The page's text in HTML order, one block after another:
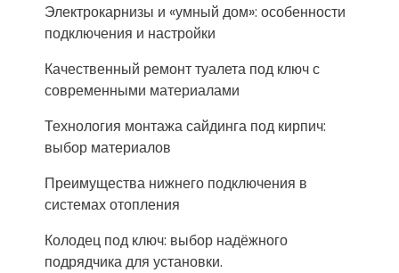
Электрокарнизы и «умный дом»: особенности
подключения и настройки
Качественный ремонт туалета под ключ с
современными материалами
Технология монтажа сайдинга под кирпич:
выбор материалов
Преимущества нижнего подключения в
системах отопления
Колодец под ключ: выбор надёжного
подрядчика для установки.